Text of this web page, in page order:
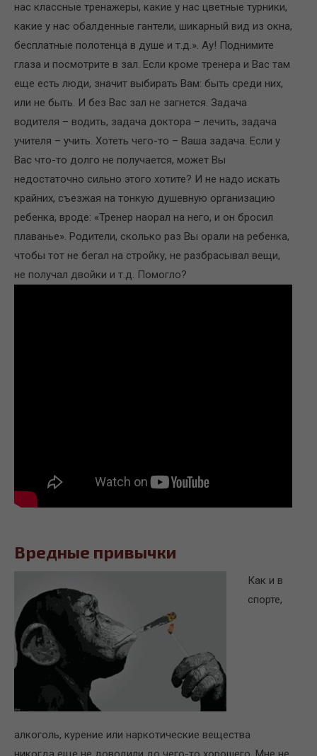
нас классные тренажеры, какие у нас цветные турники,
какие у нас обалденные гантели, шикарный вид из окна,
бесплатные полотенца в душе и т.д.». Ау! Поднимите
глаза и посмотрите в зал. Если кроме тренера и Вас там
еще есть люди, значит выбирать Вам: быть среди них,
или не быть. И без Вас зал не загнется. Задача
водителя – водить, задача доктора – лечить, задача
учителя – учить. Хотеть чего-то – Ваша задача. Если у
Вас что-то долго не получается, может Вы
недостаточно сильно этого хотите? И не надо искать
крайних, съезжая на тонкую душевную организацию
ребенка, вроде: «Тренер наорал на него, и он бросил
плаванье». Родители, сколько раз Вы орали на ребенка,
чтобы тот не бегал на стройку, не разбрасывал вещи,
не получал двойки и т.д. Помогло?
Вредные привычки
Как и в
спорте,
алкоголь, курение или наркотические вещества